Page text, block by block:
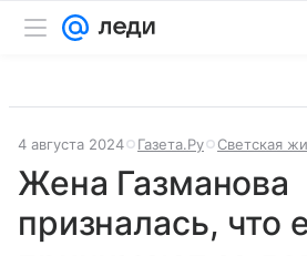
4 августа 2024 Газета.Ру Светская
Жена Газманова
призналась, что